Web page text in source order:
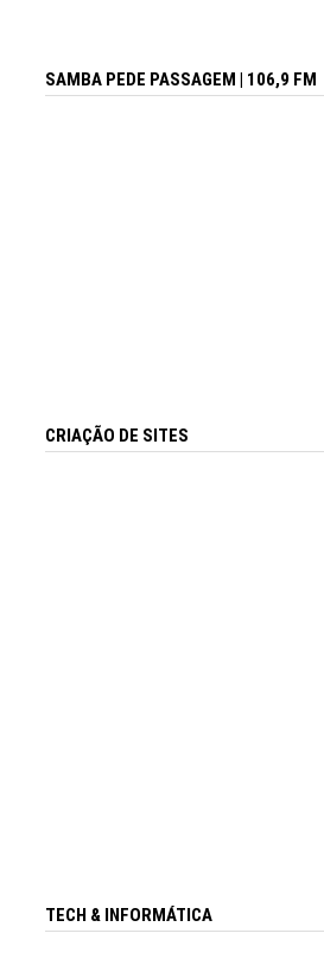
SAMBA PEDE PASSAGEM | 106,9 FM
CRIAÇÃO DE SITES
TECH & INFORMÁTICA